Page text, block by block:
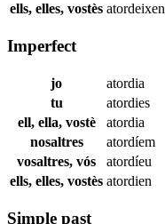
ells, elles, vostès atordeixen
Imperfect
jo
atordia
tu
atordies
ell, ella, vostè
atordia
nosaltres
atordíem
vosaltres, vós
atordíeu
ells, elles, vostès atordien
Simple past